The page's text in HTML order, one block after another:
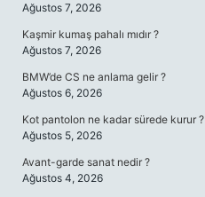
Ağustos 7, 2026
Kaşmir kumaş pahalı mıdır ?
Ağustos 7, 2026
BMW’de CS ne anlama gelir ?
Ağustos 6, 2026
Kot pantolon ne kadar sürede kurur ?
Ağustos 5, 2026
Avant-garde sanat nedir ?
Ağustos 4, 2026